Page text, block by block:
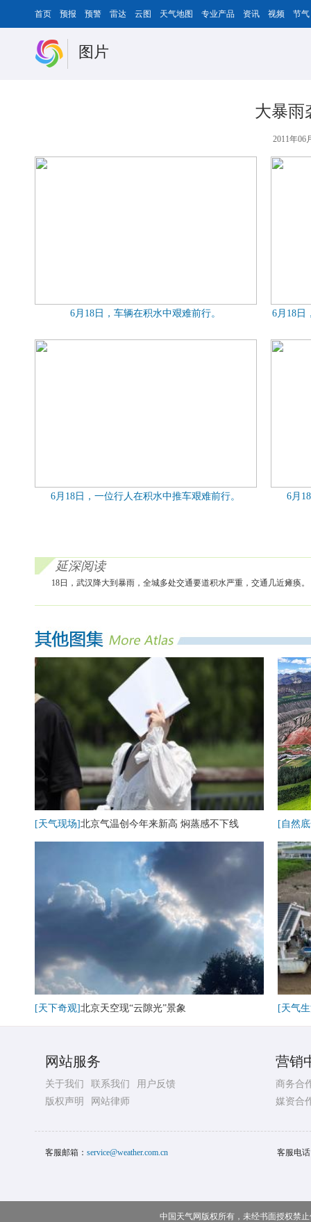
首页 预报 预警 雷达 云图 天气地图 专业产品 资讯 视频 节气
图片
大暴雨
2011年06
6月18日，车辆在积水中艰难前行。 6月18日
6月18日，一位行人在积水中推车艰难前行。 6月
延深阅读
18日，武汉降大到暴雨，全城多处交通要道积水严重，交通几近瘫痪。
[天气现场]北京气温创今年来新高 焖蒸感不下线 [自然
[天下奇观]北京天空现“云隙光”景象 [天气
网站服务
关于我们 联系我们
用户反馈
版权声明
网站律师
营销
商务合
媒资合
客服邮箱： service@weather.com.cn 客服电
中国天气网版权所有，未经书面授权